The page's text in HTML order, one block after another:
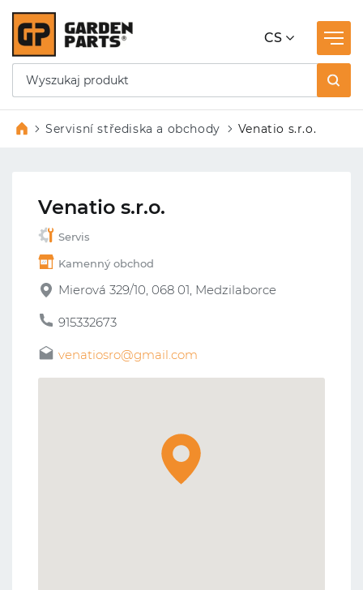
CS
Servisní střediska a obchody Venatio s.r.o.
Venatio s.r.o.
Servis
Kamenný obchod
Mierová 329/10, 068 01, Medzilaborce
915332673
venatiosro@gmail.com